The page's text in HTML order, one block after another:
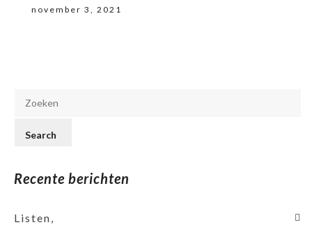
november 3, 2021
Recente berichten
Listen,